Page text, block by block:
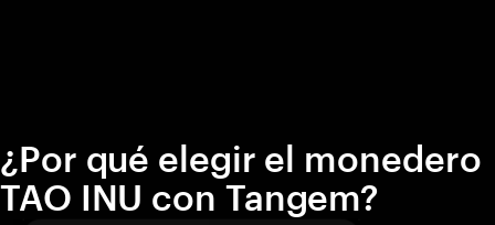
¿Por qué elegir el monedero
TAO INU con Tangem?